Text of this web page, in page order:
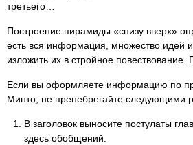
третьего…
Построение пирамиды «снизу вверх»
есть вся информация, множество идей
изложить их в стройное повествование.
Если вы оформляете информацию по
Минто, не пренебрегайте следующими
В заголовок выносите постулаты
здесь обобщений.